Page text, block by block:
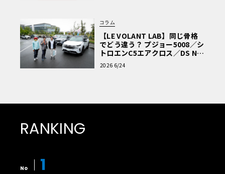
コラム
【LE VOLANT LAB】同じ骨格
でどう違う？ プジョー5008／シ
トロエンC5エアクロス／DS Nº4
読者一気乗りレポート
2026 6/24
RANKING
No 1